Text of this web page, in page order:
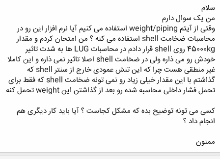
ه
و
ض
و
ع
سلام
من یک سوال دارم
وقتی از آیتم weight/piping استفاده می کنیم آیا نرم افزار این رو در
محاسبات ضخامت shell استفاده می کنه ؟ من امتحان کردم و مقدار
45000kg روی shell قرار دادم در محاسبات LUG ها به شدت تاثیر
خودش رو می ذاره ولی در ضخامت shell اصلا تاثیر نمی ذاره و این کاملا
غیر منطقی هست چرا که این تنش عمودی خارج از سنتر shell که
گذاشتم با این مقدار خیلی زیاد رو نمی تونه ضخامت shell که فقط برای
تحمل فشار داخلی محاسبه شده رو بعد از گذاشتن این weight تحمل کنه
کسی می تونه توضیح بده که مشکل کجاست ؟ آیا باید کار دیگری هم
انجام داد ؟
ممنون